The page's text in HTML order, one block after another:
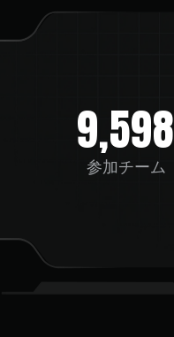
9,598
参加チーム